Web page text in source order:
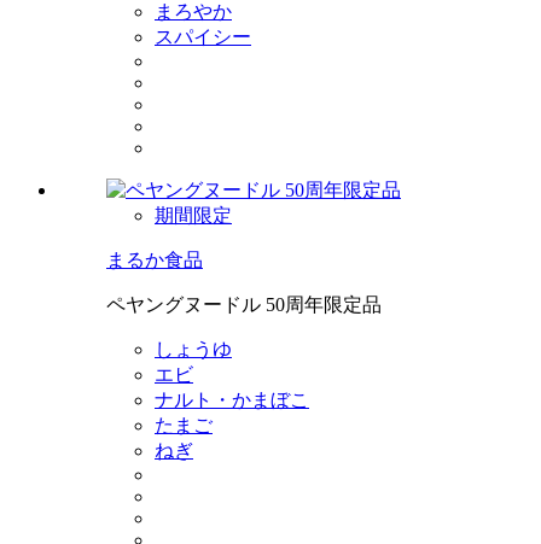
まろやか
スパイシー
期間限定
まるか食品
ペヤングヌードル 50周年限定品
しょうゆ
エビ
ナルト・かまぼこ
たまご
ねぎ